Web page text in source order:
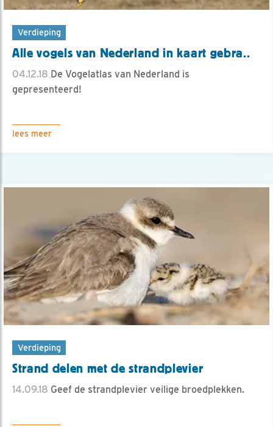
Verdieping
Alle vogels van Nederland in kaart gebra..
04.12.18 De Vogelatlas van Nederland is
gepresenteerd!
lees meer
Verdieping
Strand delen met de strandplevier
14.09.18 Geef de strandplevier veilige broedplekken.